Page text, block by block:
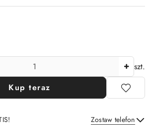
szt.
Kup teraz
Zostaw telefon